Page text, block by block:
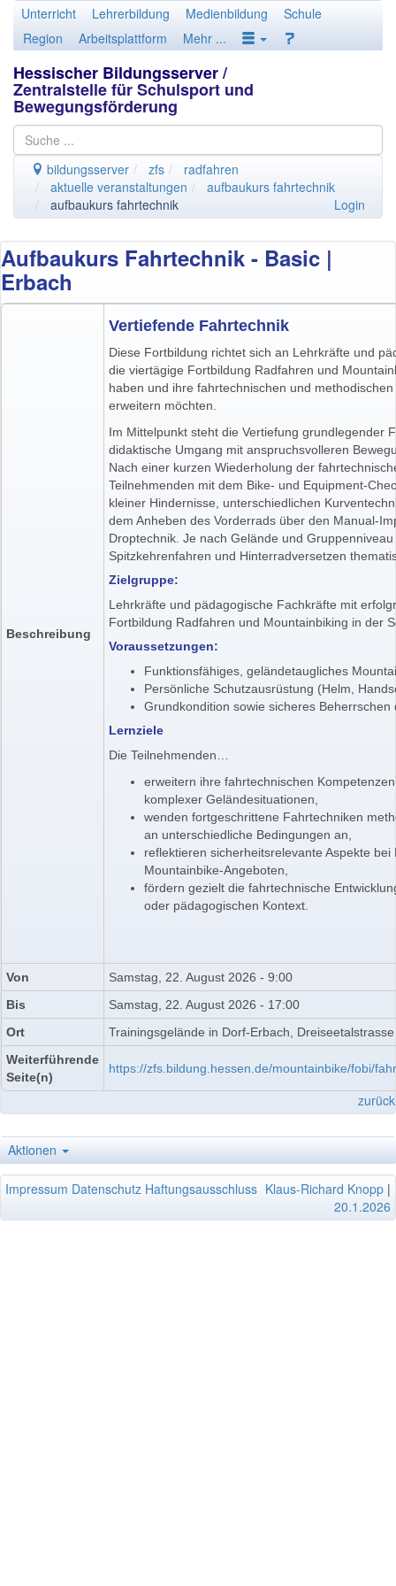
Unterricht Lehrerbildung Medienbildung
Schule
Region
Arbeitsplattform Mehr ...
Hessischer Bildungsserver/
Zentralstelle für Schulsport und
Bewegungsförderung
bildungsserver zfs
radfahren
aktuelle veranstaltungen
aufbaukurs fahrtechnik
aufbaukurs fahrtechnik
Login
Aufbaukurs Fahrtechnik - Basic |
Erbach
Beschreibung
Vertiefende Fahrtechnik
Diese Fortbildung richtet sich an Lehrkräfte und
die viertägige Fortbildung Radfahren und
haben und ihre fahrtechnischen und
erweitern möchten.
Im Mittelpunkt steht die Vertiefung grundlegender
didaktische Umgang mit anspruchsvolleren
Nach einer kurzen Wiederholung der
Teilnehmenden mit dem Bike- und Equipment-
kleiner Hindernisse, unterschiedlichen
dem Anheben des Vorderrads über den Manual-
Droptechnik. Je nach Gelände und
Spitzkehrenfahren und Hinterradversetzen
Zielgruppe:
Lehrkräfte und pädagogische Fachkräfte mit
Fortbildung Radfahren und Mountainbiking in der
Voraussetzungen:
Funktionsfähiges, geländetaugliches
Persönliche Schutzausrüstung (Helm,
Grundkondition sowie sicheres
Lernziele
Die Teilnehmenden…
erweitern ihre fahrtechnischen
komplexer Geländesituationen,
wenden fortgeschrittene Fahrtechniken
an unterschiedliche Bedingungen an,
reflektieren sicherheitsrelevante Aspekte
Mountainbike-Angeboten,
fördern gezielt die fahrtechnische
oder pädagogischen Kontext.
Von
Samstag, 22. August 2026 - 9:00
Bis
Samstag, 22. August 2026 - 17:00
Ort
Trainingsgelände in Dorf-Erbach,
Weiterführende
Seite(n)
https://zfs.bildung.hessen.de/mountainbike/fobi/
zurück
Aktionen
Impressum Datenschutz Haftungsausschluss Klaus-Richard Knopp |
20.1.2026